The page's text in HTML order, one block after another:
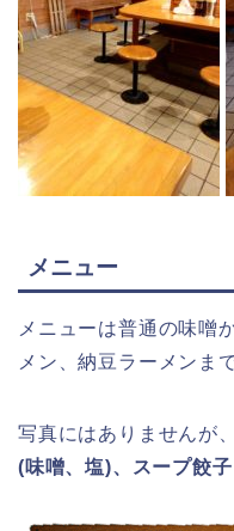
メニュー
メニューは普通の味噌
メン、納豆ラーメンま
写真にはありませんが、
(味噌、塩)、スープ餃子